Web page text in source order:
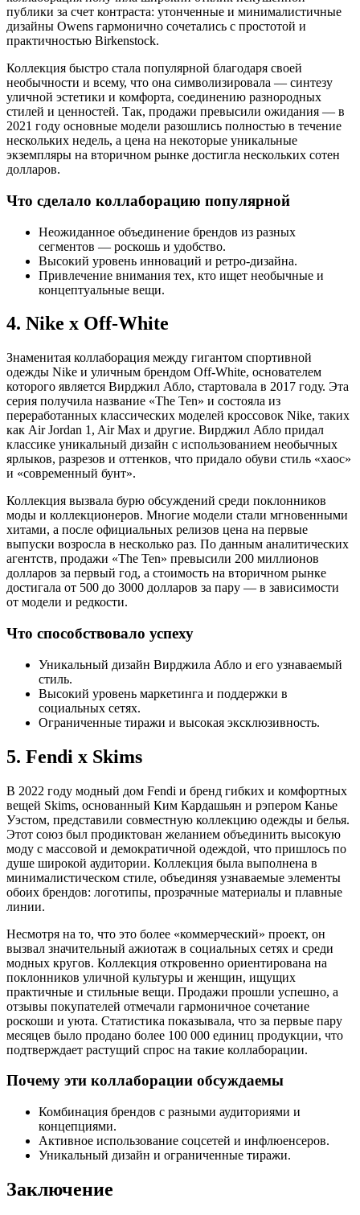
публики за счет контраста: утонченные и минималистичные
дизайны Owens гармонично сочетались с простотой и
практичностью Birkenstock.
Коллекция быстро стала популярной благодаря своей
необычности и всему, что она символизировала — синтезу
уличной эстетики и комфорта, соединению разнородных
стилей и ценностей. Так, продажи превысили ожидания — в
2021 году основные модели разошлись полностью в течение
нескольких недель, а цена на некоторые уникальные
экземпляры на вторичном рынке достигла нескольких сотен
долларов.
Что сделало коллаборацию популярной
Неожиданное объединение брендов из разных
сегментов — роскошь и удобство.
Высокий уровень инноваций и ретро-дизайна.
Привлечение внимания тех, кто ищет необычные и
концептуальные вещи.
4. Nike x Off-White
Знаменитая коллаборация между гигантом спортивной
одежды Nike и уличным брендом Off-White, основателем
которого является Вирджил Абло, стартовала в 2017 году. Эта
серия получила название «The Ten» и состояла из
переработанных классических моделей кроссовок Nike, таких
как Air Jordan 1, Air Max и другие. Вирджил Абло придал
классике уникальный дизайн с использованием необычных
ярлыков, разрезов и оттенков, что придало обуви стиль «хаос»
и «современный бунт».
Коллекция вызвала бурю обсуждений среди поклонников
моды и коллекционеров. Многие модели стали мгновенными
хитами, а после официальных релизов цена на первые
выпуски возросла в несколько раз. По данным аналитических
агентств, продажи «The Ten» превысили 200 миллионов
долларов за первый год, а стоимость на вторичном рынке
достигала от 500 до 3000 долларов за пару — в зависимости
от модели и редкости.
Что способствовало успеху
Уникальный дизайн Вирджила Абло и его узнаваемый
стиль.
Высокий уровень маркетинга и поддержки в
социальных сетях.
Ограниченные тиражи и высокая эксклюзивность.
5. Fendi x Skims
В 2022 году модный дом Fendi и бренд гибких и комфортных
вещей Skims, основанный Ким Кардашьян и рэпером Канье
Уэстом, представили совместную коллекцию одежды и белья.
Этот союз был продиктован желанием объединить высокую
моду с массовой и демократичной одеждой, что пришлось по
душе широкой аудитории. Коллекция была выполнена в
минималистическом стиле, объединяя узнаваемые элементы
обоих брендов: логотипы, прозрачные материалы и плавные
линии.
Несмотря на то, что это более «коммерческий» проект, он
вызвал значительный ажиотаж в социальных сетях и среди
модных кругов. Коллекция откровенно ориентирована на
поклонников уличной культуры и женщин, ищущих
практичные и стильные вещи. Продажи прошли успешно, а
отзывы покупателей отмечали гармоничное сочетание
роскоши и уюта. Статистика показывала, что за первые пару
месяцев было продано более 100 000 единиц продукции, что
подтверждает растущий спрос на такие коллаборации.
Почему эти коллаборации обсуждаемы
Комбинация брендов с разными аудиториями и
концепциями.
Активное использование соцсетей и инфлюенсеров.
Уникальный дизайн и ограниченные тиражи.
Заключение